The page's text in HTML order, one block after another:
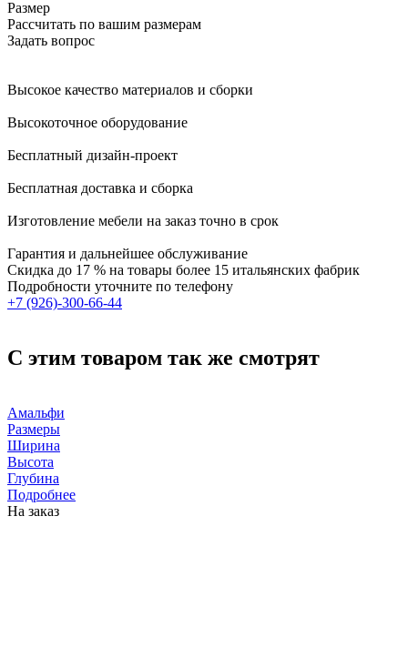
Размер
Рассчитать по вашим размерам
Задать вопрос
Высокое качество материалов и сборки
Высокоточное оборудование
Бесплатный дизайн-проект
Бесплатная доставка и сборка
Изготовление мебели на заказ точно в срок
Гарантия и дальнейшее обслуживание
Скидка до 17 % на товары более 15 итальянских фабрик
Подробности уточните по телефону
+7 (926)-300-66-44
С этим товаром так же смотрят
Амальфи
Размеры
Ширина
Высота
Глубина
Подробнее
На заказ